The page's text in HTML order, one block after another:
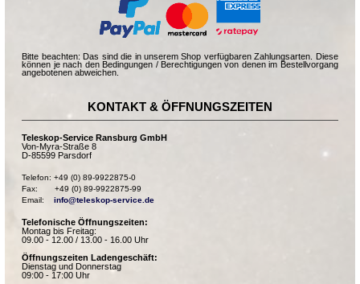
Bitte beachten: Das sind die in unserem Shop verfügbaren Zahlungsarten. Diese
können je nach den Bedingungen / Berechtigungen von denen im Bestellvorgang
angebotenen abweichen.
KONTAKT & ÖFFNUNGSZEITEN
Teleskop-Service Ransburg GmbH
Von-Myra-Straße 8
D-85599 Parsdorf
Telefon: +49 (0) 89-9922875-0
Fax:       +49 (0) 89-9922875-99
Email: info@teleskop-service.de
Telefonische Öffnungszeiten:
Montag bis Freitag:
09.00 - 12.00 / 13.00 - 16.00 Uhr
Öffnungszeiten Ladengeschäft:
Dienstag und Donnerstag
09:00 - 17:00 Uhr